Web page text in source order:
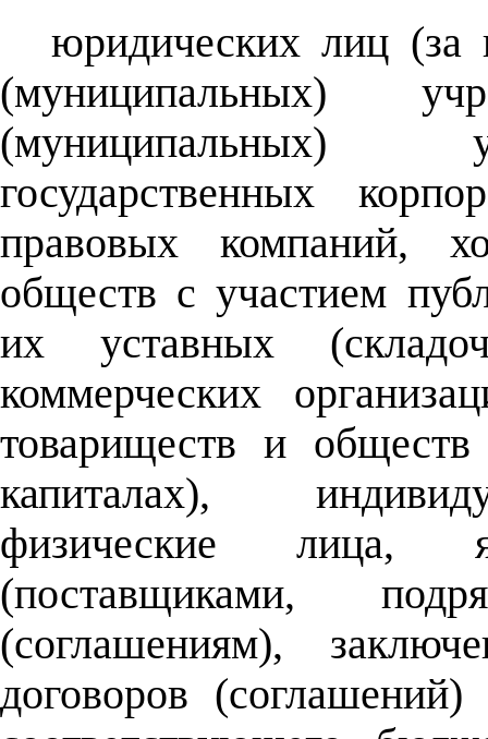
юридических лиц (за
(муниципальных)
(муниципальных)
государственных
правовых компаний,
обществ с участием
их уставных
коммерческих
товариществ и
капиталах),
физические лица,
(поставщиками,
(соглашениям),
договоров